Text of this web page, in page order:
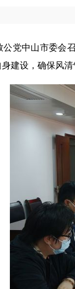
公党中山市委会
建设，确保风